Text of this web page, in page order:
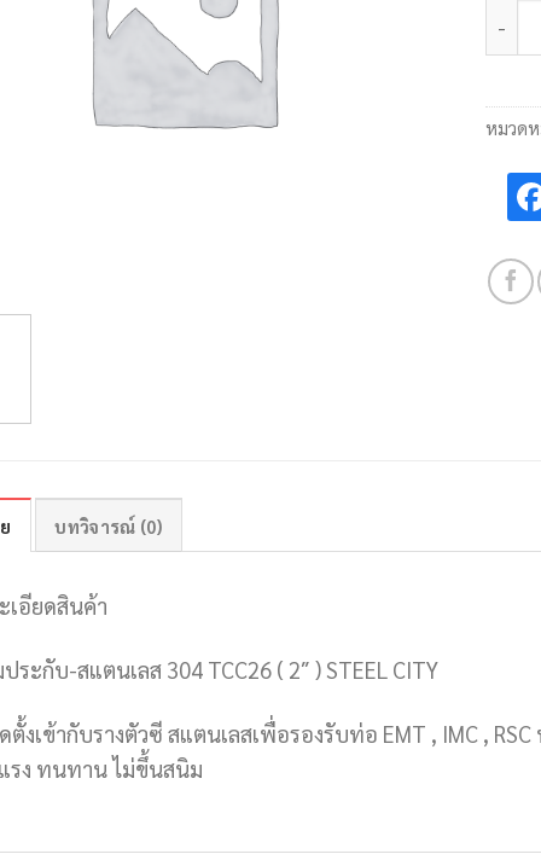
หมวด
บทวิจารณ์ (0)
เอียดสินค้า
ระกับ-สแตนเลส 304 TCC26 ( 2″ ) STEEL CITY
ตั้งเข้ากับรางตัวซี สแตนเลสเพื่อรองรับท่อ EMT , IMC ,
รง ทนทาน ไม่ขึ้นสนิม